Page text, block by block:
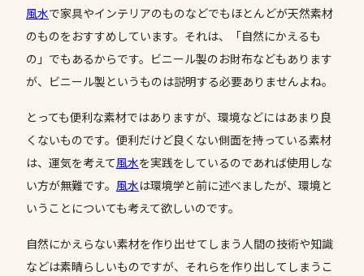
風水で家具やインテリアのものなどでもほとんどが天然素材
のものをおすすめしています。それは、「自然にかえるも
の」でもあるからです。ビニール製のお財布などもあります
が、ビニール製というものは説明する必要ありませんよね。
とっても便利な素材ではありますが、環境などにはあまり良
くないものです。便利だけど良くない側面を持っている素材
は、運気を考えて風水を実践をしているのであれば使用しな
い方が無難です。 風水は環境学と前に述べましたが、環境と
いうことについても考えて欲しいのです。
自然にかえらない素材を作り出せてしまう人間の技術や知識
などは素晴らしいものですが、それらを作り出してしまうこ